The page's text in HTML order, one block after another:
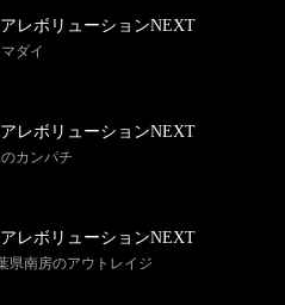
レボリューションNEXT
ダイ
レボリューションNEXT
カンパチ
レボリューションNEXT
県南房のアウトレイジ